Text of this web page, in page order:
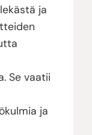
ja
Se vaatii
ja